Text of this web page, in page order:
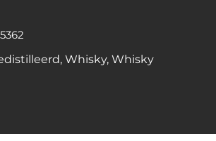
, Whisky, Whisky